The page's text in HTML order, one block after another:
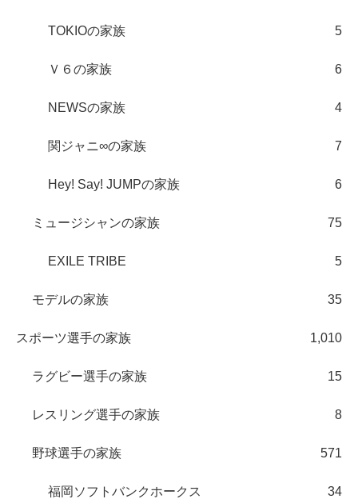
TOKIOの家族 5
Ｖ６の家族 6
NEWSの家族 4
関ジャニ∞の家族 7
Hey! Say! JUMPの家族 6
ミュージシャンの家族 75
EXILE TRIBE 5
モデルの家族 35
スポーツ選手の家族 1,010
ラグビー選手の家族 15
レスリング選手の家族 8
野球選手の家族 571
福岡ソフトバンクホークス 34